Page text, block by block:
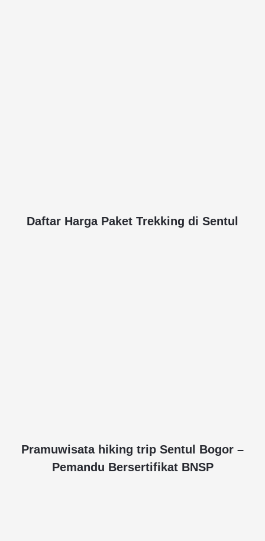
Daftar Harga Paket Trekking di Sentul
Pramuwisata hiking trip Sentul Bogor –
Pemandu Bersertifikat BNSP